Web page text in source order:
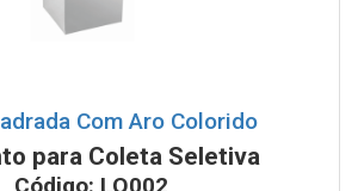
Tampa Vai Vem com Suporte
Seletiva com suporte 65 litros
Com Aro Colorido
para Coleta Seletiva
Código: LQ002